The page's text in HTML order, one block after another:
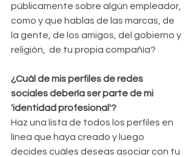
públicamente sobre algún empleador,
como y que hablas de las marcas, de
la gente, de los amigos, del gobierno y
religión,  de tu propia compañía?
¿Cuál de mis perfiles de redes
sociales debería ser parte de mi
'identidad profesional'?
Haz una lista de todos los perfiles en
línea que haya creado y luego
decides cuáles deseas asociar con tu